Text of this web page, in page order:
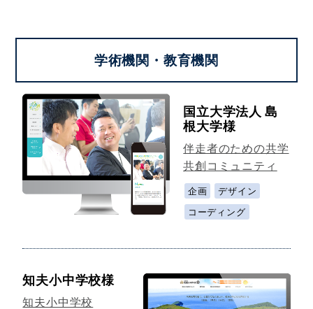
学術機関・教育機関
国立大学法人 島
根大学様
伴走者のための共学
共創コミュニティ
企画
デザイン
コーディング
知夫小中学校様
知夫小中学校